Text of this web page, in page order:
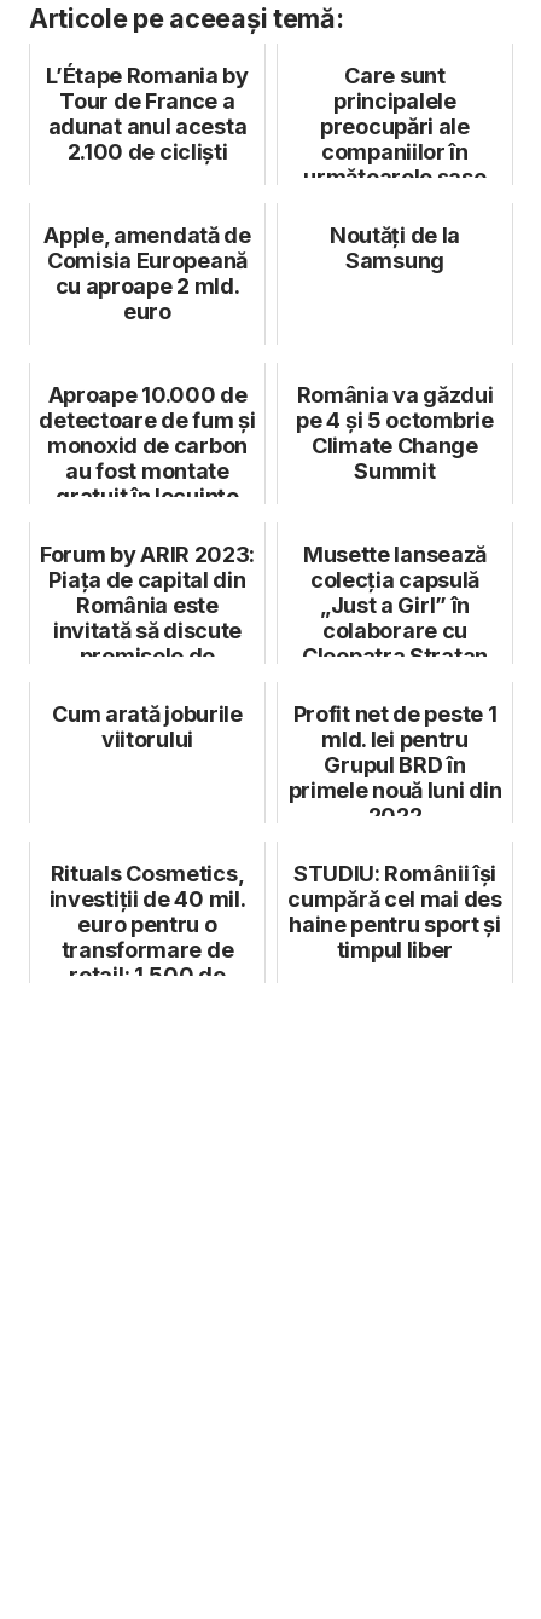
Articole pe aceeași temă:
L’Étape Romania by
Tour de France a
adunat anul acesta
2.100 de cicliști
Care sunt
principalele
preocupări ale
companiilor în
următoarele șase
Apple, amendată de
Comisia Europeană
cu aproape 2 mld.
euro
Noutăţi de la
Samsung
Aproape 10.000 de
detectoare de fum și
monoxid de carbon
au fost montate
gratuit în locuințe
România va găzdui
pe 4 și 5 octombrie
Climate Change
Summit
Forum by ARIR 2023:
Piața de capital din
România este
invitată să discute
premisele de
Musette lansează
colecția capsulă
„Just a Girl” în
colaborare cu
Cleopatra Stratan
Cum arată joburile
viitorului
Profit net de peste 1
mld. lei pentru
Grupul BRD în
primele nouă luni din
2022
Rituals Cosmetics,
investiții de 40 mil.
euro pentru o
transformare de
retail: 1.500 de
STUDIU: Românii își
cumpără cel mai des
haine pentru sport și
timpul liber